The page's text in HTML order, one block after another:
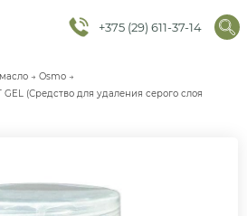
+375 (29) 611-37-14
→ Osmo →
GEL (Средство для удаления серого слоя